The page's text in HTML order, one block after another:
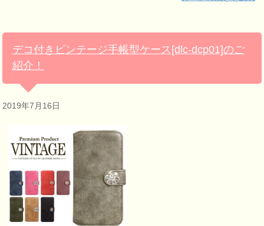
デコ付きビンテージ手帳型ケース[dlc-dcp01]のご
紹介！
2019年7月16日